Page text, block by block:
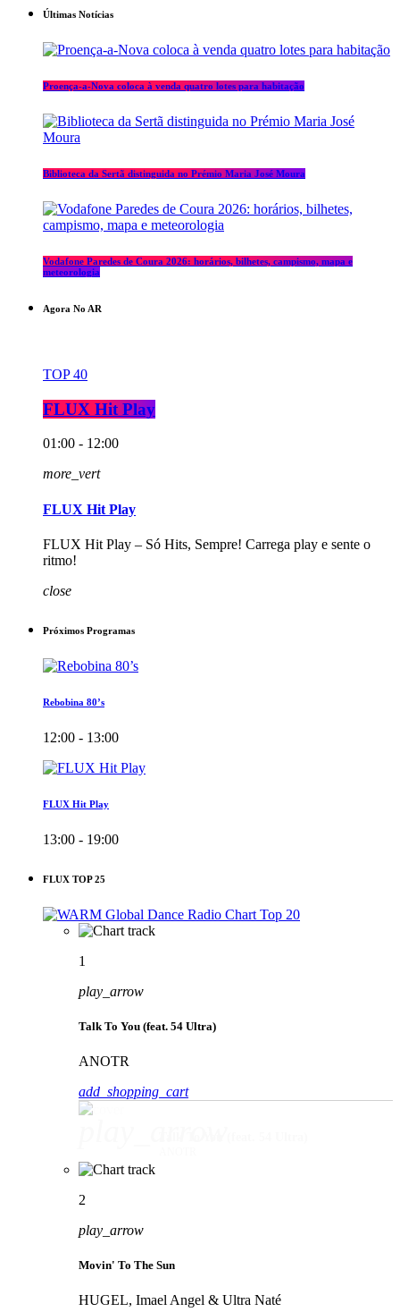
Últimas Notícias
Proença-a-Nova coloca à venda quatro lotes para habitação
Biblioteca da Sertã distinguida no Prémio Maria José Moura
Vodafone Paredes de Coura 2026: horários, bilhetes, campismo, mapa e
meteorologia
Agora No AR
TOP 40
FLUX Hit Play
01:00 - 12:00
more_vert
FLUX Hit Play
FLUX Hit Play – Só Hits, Sempre! Carrega play e sente o
ritmo!
close
Próximos Programas
Rebobina 80’s
12:00 - 13:00
FLUX Hit Play
13:00 - 19:00
FLUX TOP 25
1
play_arrow
Talk To You (feat. 54 Ultra)
ANOTR
add_shopping_cart
2
play_arrow
Movin' To The Sun
HUGEL, Imael Angel & Ultra Naté